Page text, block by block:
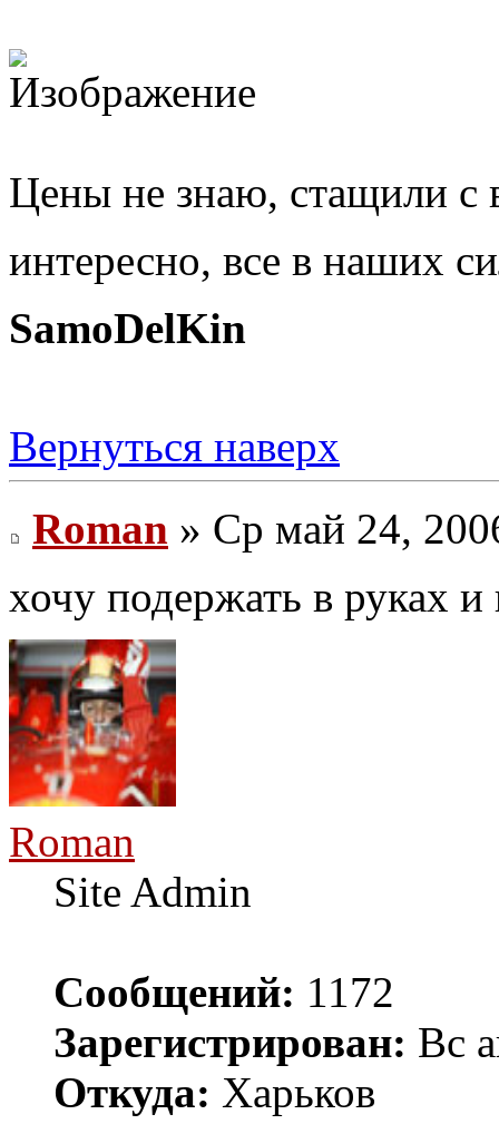
Цены не знаю, стащили с
интересно, все в наших
SamoDelKin
Вернуться наверх
Roman » Ср май 24,
хочу подержать в руках
Roman
Site Admin
Сообщений: 1172
Зарегистрирован: Вс
Откуда: Харьков